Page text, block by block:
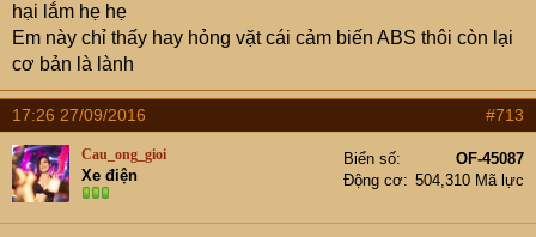
hại lắm hẹ hẹ
Em này chỉ thấy hay hỏng vặt cái cảm biến ABS thôi còn lại
cơ bản là lành
17:26 27/09/2016 #713
Cau_ong_gioi
Xe điện
Biển số
OF-45087
Động cơ
504,310 Mã lực